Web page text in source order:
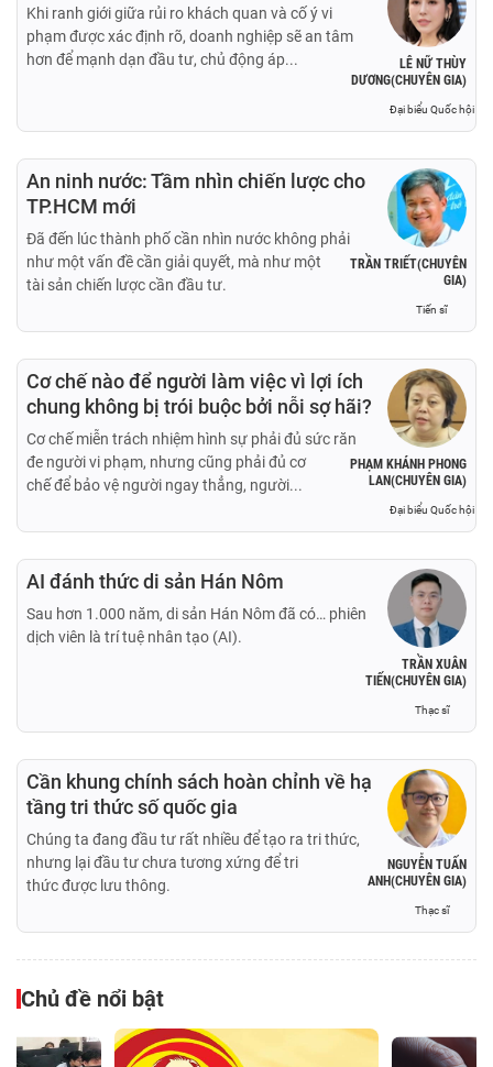
LÊ NỮ THÙY
DƯƠNG(CHUYÊN GIA)
Đại biểu Quốc hội
Khi ranh giới giữa rủi ro khách quan và cố ý vi
phạm được xác định rõ, doanh nghiệp sẽ an tâm
hơn để mạnh dạn đầu tư, chủ động áp...
TRẦN TRIẾT(CHUYÊN
GIA)
Tiến sĩ
An ninh nước: Tầm nhìn chiến lược cho
TP.HCM mới
Đã đến lúc thành phố cần nhìn nước không phải
như một vấn đề cần giải quyết, mà như một
tài sản chiến lược cần đầu tư.
PHẠM KHÁNH PHONG
LAN(CHUYÊN GIA)
Đại biểu Quốc hội
Cơ chế nào để người làm việc vì lợi ích
chung không bị trói buộc bởi nỗi sợ hãi?
Cơ chế miễn trách nhiệm hình sự phải đủ sức răn
đe người vi phạm, nhưng cũng phải đủ cơ
chế để bảo vệ người ngay thẳng, người...
TRẦN XUÂN
TIẾN(CHUYÊN GIA)
Thạc sĩ
AI đánh thức di sản Hán Nôm
Sau hơn 1.000 năm, di sản Hán Nôm đã có… phiên
dịch viên là trí tuệ nhân tạo (AI).
NGUYỄN TUẤN
ANH(CHUYÊN GIA)
Thạc sĩ
Cần khung chính sách hoàn chỉnh về hạ
tầng tri thức số quốc gia
Chúng ta đang đầu tư rất nhiều để tạo ra tri thức,
nhưng lại đầu tư chưa tương xứng để tri
thức được lưu thông.
Chủ đề nổi bật